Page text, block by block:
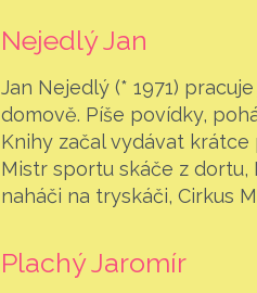
Nejedlý Jan
Jan Nejedlý (* 1971)
domově. Píše povídky,
Knihy začal vydávat
Mistr sportu skáče z dortu,
naháči na tryskáči, Cirkus
Plachý Jaromír